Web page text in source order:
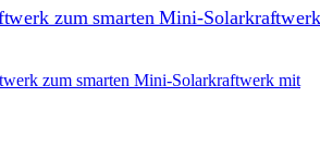
zum smarten Mini-Solarkraftwerk mit